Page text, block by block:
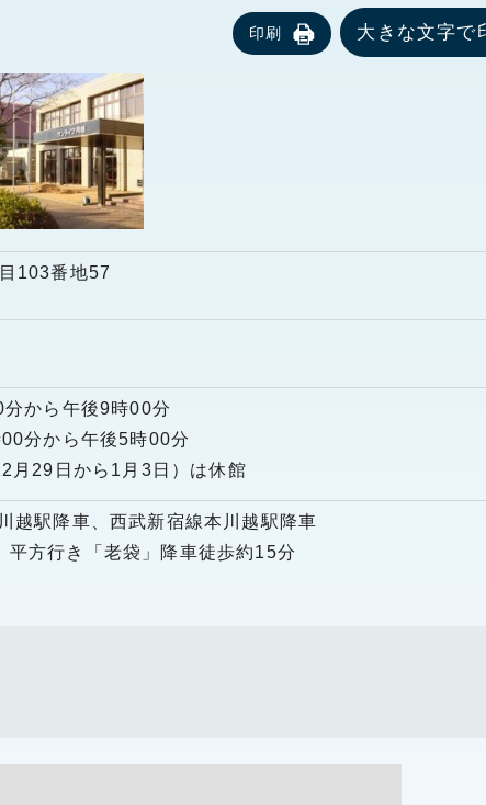
印刷 大きな文字で
103番地57
から午後9時00分
分から午後5時00分
月29日から1月3日）は休館
越駅降車、西武新宿線本川越駅降車
平方行き「老袋」降車徒歩約15分